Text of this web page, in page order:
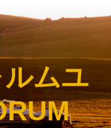
ムユ